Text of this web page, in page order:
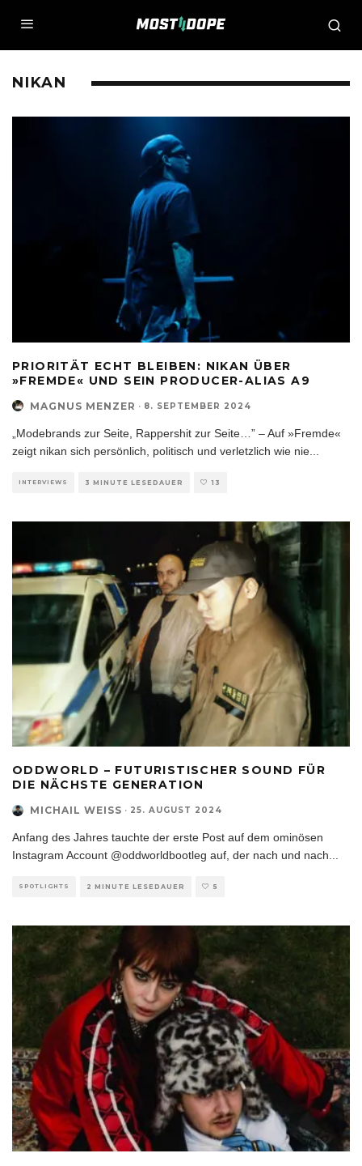
NIKAN
PRIORITÄT ECHT BLEIBEN: NIKAN ÜBER
»FREMDE« UND SEIN PRODUCER-ALIAS A9
MAGNUS MENZER · 8. SEPTEMBER 2024
„Modebrands zur Seite, Rappershit zur Seite…” – Auf »Fremde«
zeigt nikan sich persönlich, politisch und verletzlich wie nie
INTERVIEWS 3 MINUTE LESEDAUER 13
ODDWORLD – FUTURISTISCHER SOUND FÜR
DIE NÄCHSTE GENERATION
MICHAIL WEISS · 25. AUGUST 2024
Anfang des Jahres tauchte der erste Post auf dem ominösen
Instagram Account @oddworldbootleg auf, der nach und nach...
SPOTLIGHTS 2 MINUTE LESEDAUER 5